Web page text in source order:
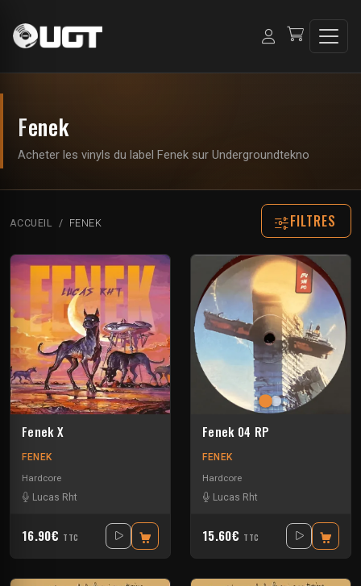
Fenek
Acheter les vinyls du label Fenek sur Undergroundtekno
ACCUEIL FENEK FILTRES
Fenek X
FENEK
Hardcore
Lucas Rht
16.90€ TTC
Fenek 04 RP
FENEK
Hardcore
Lucas Rht
15.60€ TTC